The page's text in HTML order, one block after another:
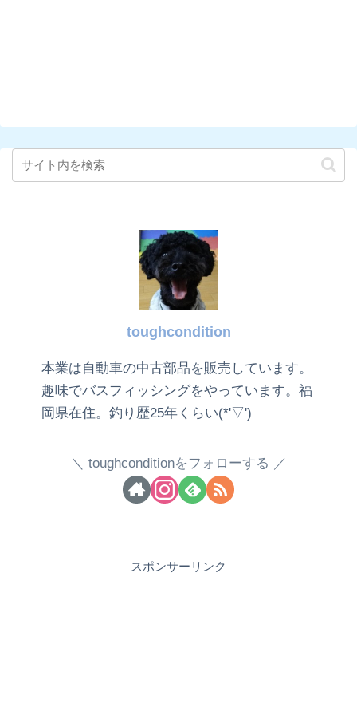
toughcondition
本業は自動車の中古部品を販売しています。
趣味でバスフィッシングをやっています。福
岡県在住。釣り歴25年くらい(*'▽')
toughconditionをフォローする
スポンサーリンク